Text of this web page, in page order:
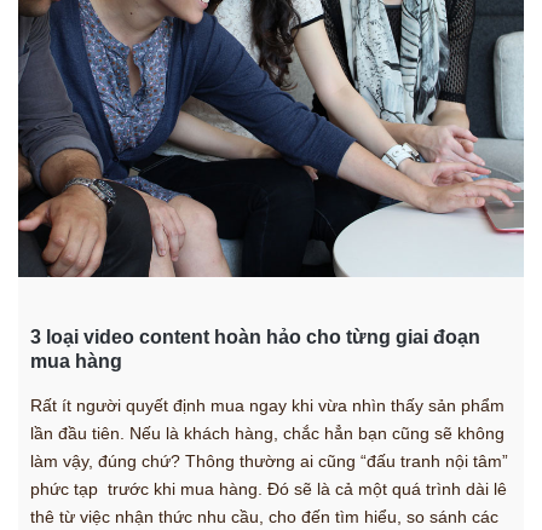
3 loại video content hoàn hảo cho từng giai đoạn
mua hàng
Rất ít người quyết định mua ngay khi vừa nhìn thấy sản phẩm
lần đầu tiên. Nếu là khách hàng, chắc hẳn bạn cũng sẽ không
làm vậy, đúng chứ? Thông thường ai cũng “đấu tranh nội tâm”
phức tạp trước khi mua hàng. Đó sẽ là cả một quá trình dài lê
thê từ việc nhận thức nhu cầu, cho đến tìm hiểu, so sánh các